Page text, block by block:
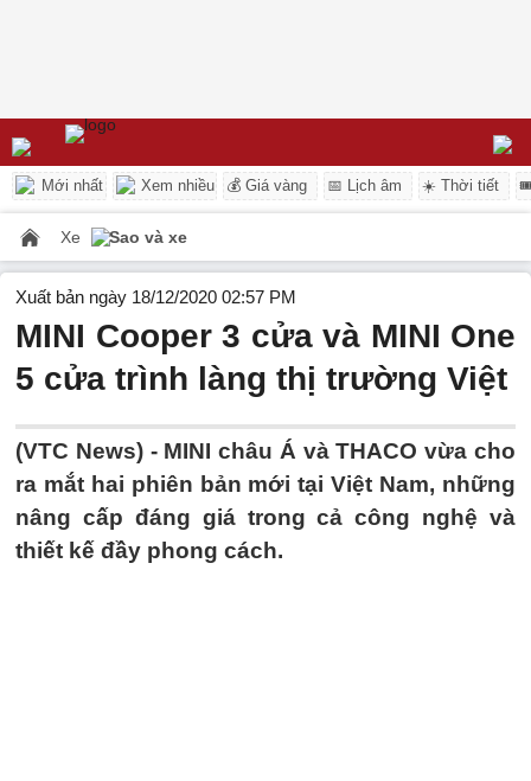
Mới nhất Xem nhiều 💰 Giá vàng 📅 Lịch âm ☀️ Thời tiết
Xe Sao và xe
Xuất bản ngày 18/12/2020 02:57 PM
MINI Cooper 3 cửa và MINI One
5 cửa trình làng thị trường Việt
(VTC News) - MINI châu Á và THACO vừa cho
ra mắt hai phiên bản mới tại Việt Nam, những
nâng cấp đáng giá trong cả công nghệ và
thiết kế đầy phong cách.